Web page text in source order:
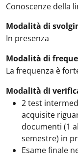
Conoscenze della
Modalità di
In presenza
Modalità di
La frequenza è
Modalità di
2 test
acquisite
documenti (1
semestre) in
Esame finale